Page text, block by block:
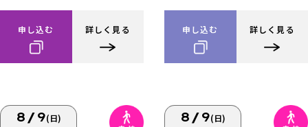
申し込む 詳しく見る 申し込む 詳しく見る
8/9(日) 8/9(日)